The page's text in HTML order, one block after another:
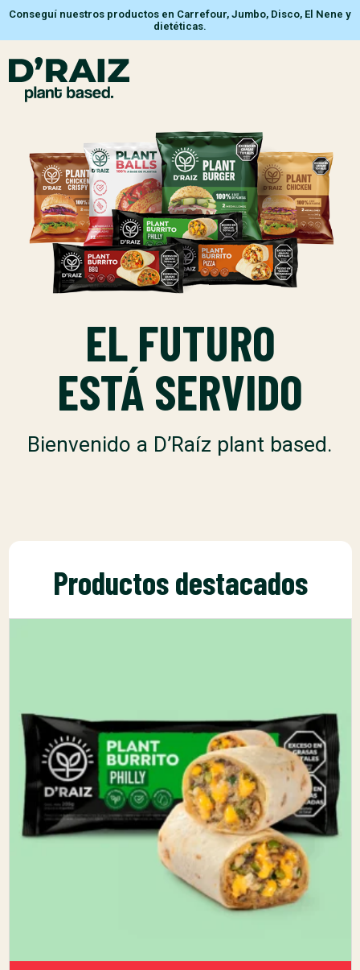
Conseguí nuestros productos en Carrefour, Jumbo, Disco, El Nene y
dietéticas.
EL FUTURO
ESTÁ SERVIDO
Bienvenido a D’Raíz plant based.
Productos destacados